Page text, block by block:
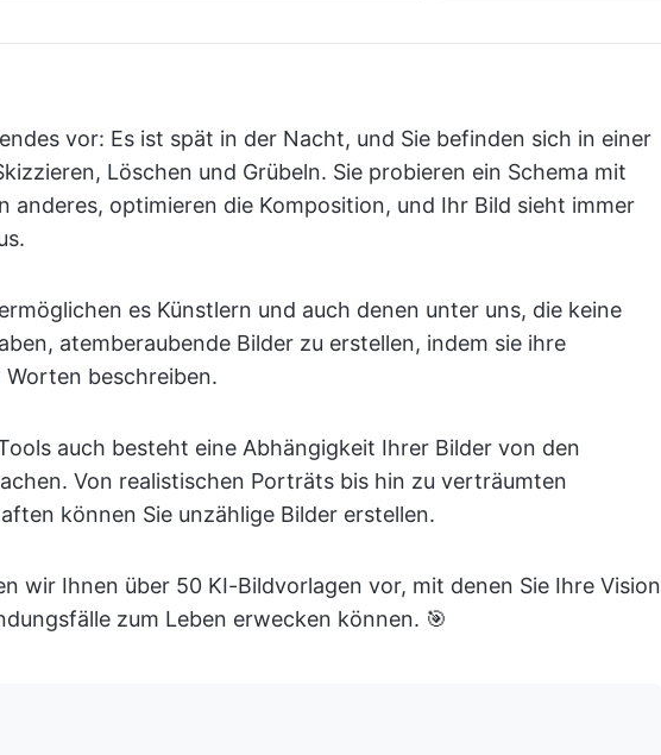
vor: Es ist spät in der Nacht, und Sie befinden sich in einer
Löschen und Grübeln. Sie probieren ein Schema mit
anderes, optimieren die Komposition, und Ihr Bild sieht immer
es Künstlern und auch denen unter uns, die keine
atemberaubende Bilder zu erstellen, indem sie ihre
beschreiben.
auch besteht eine Abhängigkeit Ihrer Bilder von den
Von realistischen Porträts bis hin zu verträumten
können Sie unzählige Bilder erstellen.
wir Ihnen über 50 KI-Bildvorlagen vor, mit denen Sie Ihre Vision
zum Leben erwecken können. 🎯